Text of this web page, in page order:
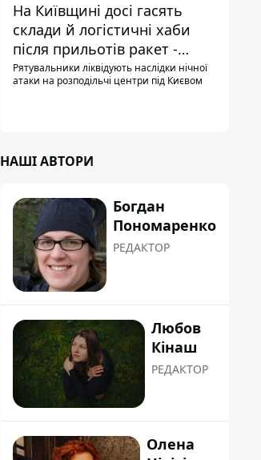
На Київщині досі гасять
склади й логістичні хаби
після прильотів ракет -
ДСНС
Рятувальники ліквідують наслідки нічної
атаки на розподільчі центри під Києвом
НАШІ АВТОРИ
Богдан
Пономаренко
РЕДАКТОР
Любов
Кінаш
РЕДАКТОР
Олена